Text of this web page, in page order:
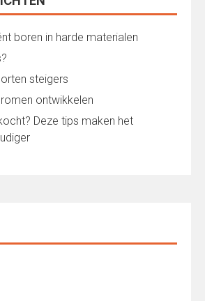
boren in harde materialen
steigers
ontwikkelen
Deze tips maken het